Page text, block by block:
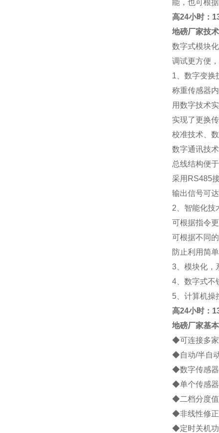
能，也可根
高24小时：
地磅厂家技
数字式模块
调试更方便
1 、数字变
称重传感器
用数字技术
实现了更换
校准技术、
数字通讯技术
总线结构便
采用 RS485
输出信号可达
2 、智能化技
可根据指令
可根据不同
防止利用简
3、模块化，
4、数字式不
5、计算机操
高24小时：
地磅厂家基
◆可连接多
◆自动/半自
◆数字传感
◆单个传感
◆二档分度
◆非线性修
◆定时关机